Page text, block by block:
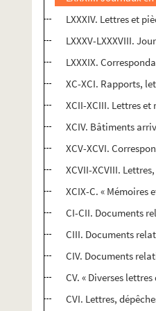
LXXXIV. Lettres et
LXXXV-LXXXVIII.
LXXXIX.
XC-XCI. Rapports,
XCII-XCIII. Lettres
XCIV. Bâtiments
XCV-XCVI.
XCVII-XCVIII.
XCIX-C. « Mémoires
CI-CII. Documents
CIII. Documents
CIV. Documents
CV. « Diverses
CVI. Lettres,